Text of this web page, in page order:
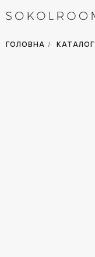
ГОЛОВНА / КАТАЛОГ